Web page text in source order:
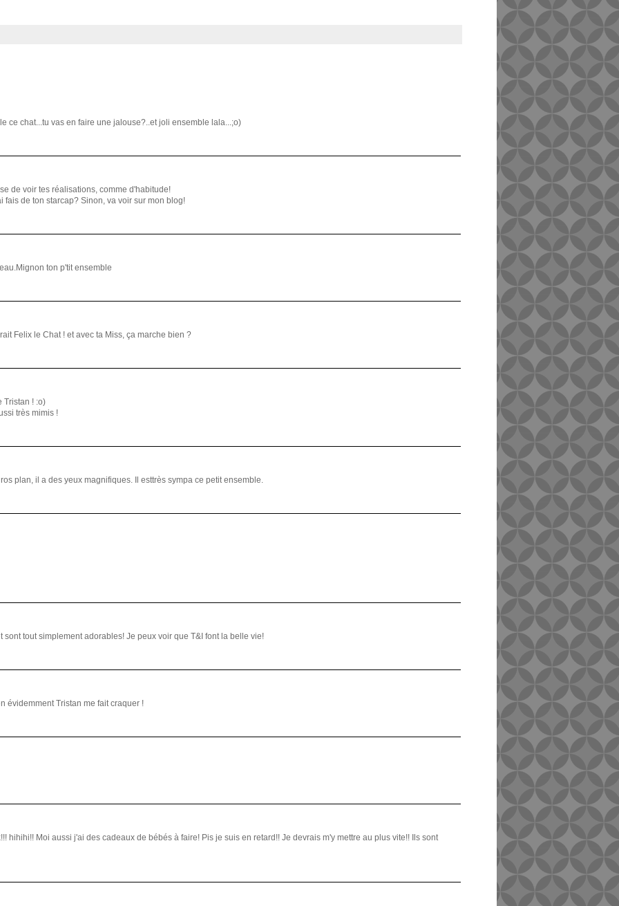
ce chat...tu vas en faire une jalouse?..et joli ensemble lala...;o)
de voir tes réalisations, comme d'habitude!
fais de ton starcap? Sinon, va voir sur mon blog!
ton p'tit ensemble
Felix le Chat ! et avec ta Miss, ça marche bien ?
Tristan ! :o)
très mimis !
plan, il a des yeux magnifiques. Il esttrès sympa ce petit ensemble.
sont tout simplement adorables! Je peux voir que T&I font la belle vie!
évidemment Tristan me fait craquer !
hihihi!! Moi aussi j'ai des cadeaux de bébés à faire! Pis je suis en retard!! Je devrais m'y mettre au plus vite!! Ils sont